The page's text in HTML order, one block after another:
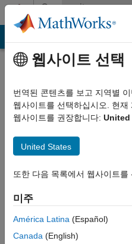
콘텐츠로 바로 가기
Community
Profile
aurc89
Last
대략 6년
전
2013년부터
웹사이트 선택
번역된 콘텐츠를 보고 지역별
웹사이트를 선택하십시오. 현재
웹사이트를 권장합니다: United
United States
또한 다음 목록에서 웹사이트
미주
América Latina (Español)
Canada (English)